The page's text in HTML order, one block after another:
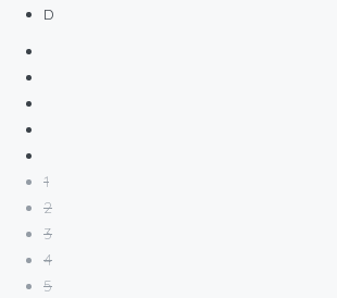
D
1
2
3
4
5